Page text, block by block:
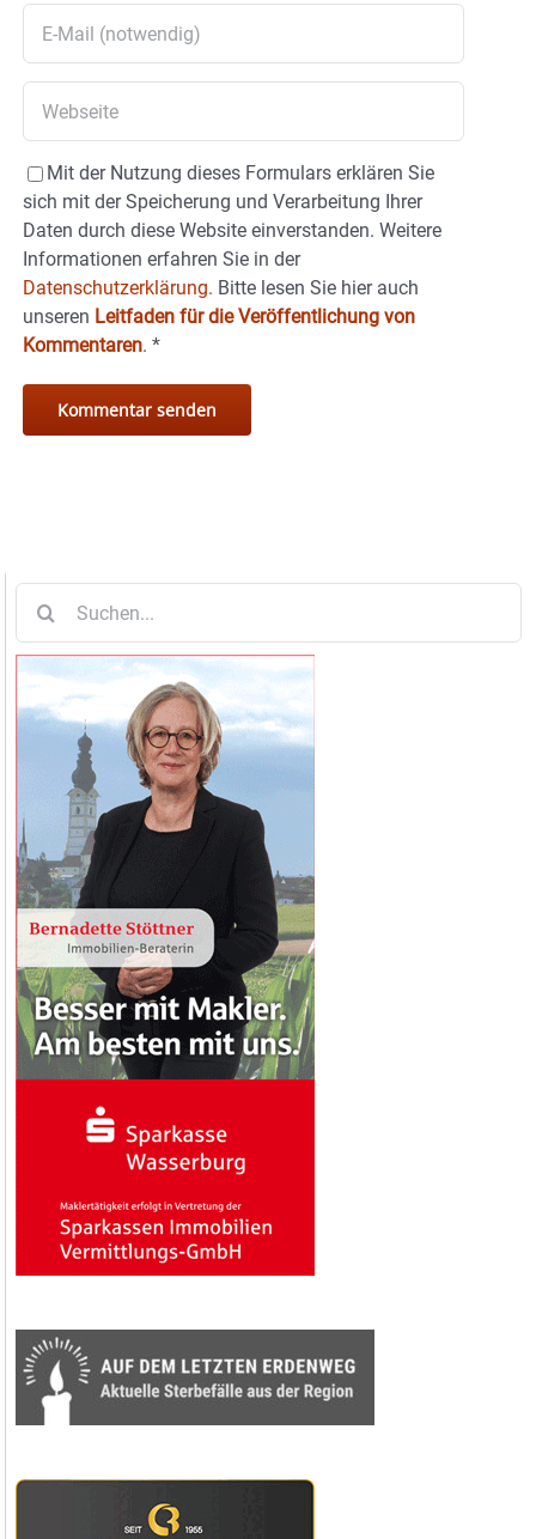
Mit der Nutzung dieses Formulars erklären Sie
sich mit der Speicherung und Verarbeitung Ihrer
Daten durch diese Website einverstanden. Weitere
Informationen erfahren Sie in der
Datenschutzerklärung. Bitte lesen Sie hier auch
unseren Leitfaden für die Veröffentlichung von
Kommentaren. *
nach: